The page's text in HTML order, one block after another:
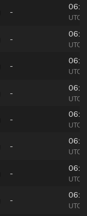
-
-
-
-
-
-
-
-